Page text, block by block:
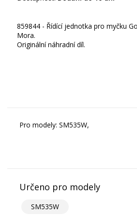
859844 - Řídící jednotka pro myčku
Mora.
Originální náhradní díl.
Pro modely: SM535W,
Určeno pro modely
SM535W